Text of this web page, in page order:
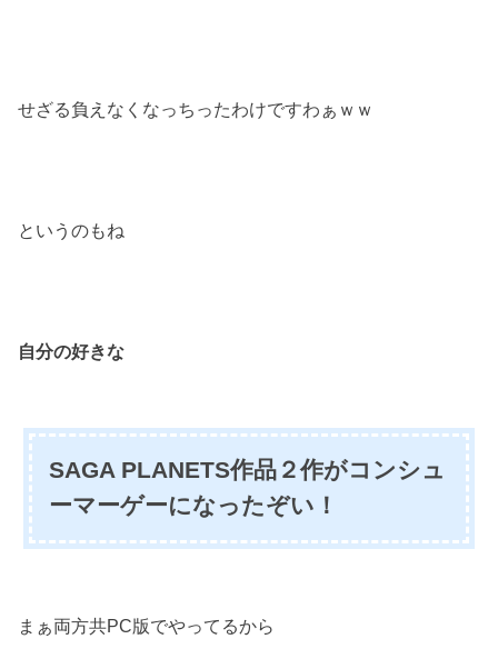
せざる負えなくなっちったわけですわぁｗｗ
というのもね
自分の好きな
SAGA PLANETS作品２作がコンシュ
ーマーゲーになったぞい！
まぁ両方共PC版でやってるから